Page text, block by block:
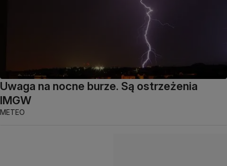
Uwaga na nocne burze. Są ostrzeżenia
IMGW
METEO